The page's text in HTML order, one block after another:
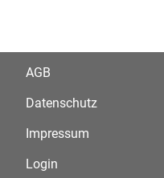
AGB
Datenschutz
Impressum
Login